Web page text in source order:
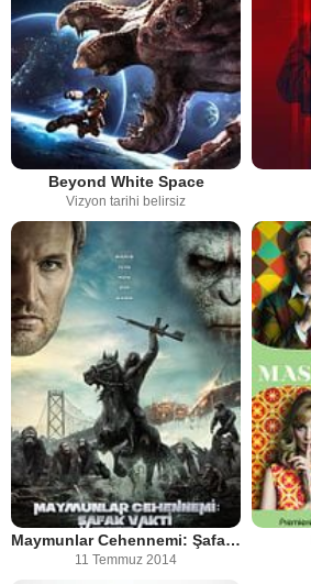
Beyond White Space
Vizyon tarihi belirsiz
Maymunlar Cehennemi: Şafak Vakti
11 Temmuz 2014